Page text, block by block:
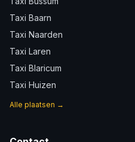
Taxi Baarn
Taxi Naarden
Taxi Laren
Taxi Blaricum
Taxi Huizen
Alle plaatsen →